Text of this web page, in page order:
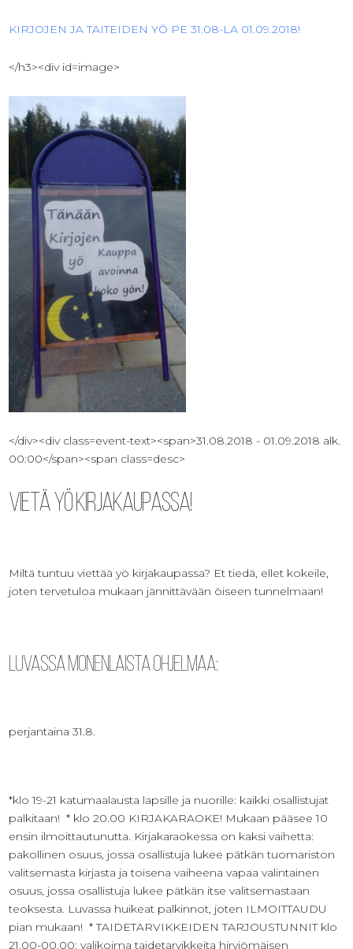
KIRJOJEN JA TAITEIDEN YÖ PE 31.08-LA 01.09.2018!
</h3><div id=image>
</div><div class=event-text><span>31.08.2018 - 01.09.2018 alk.
00:00</span><span class=desc>
Vietä yö kirjakaupassa!
Miltä tuntuu viettää yö kirjakaupassa? Et tiedä, ellet kokeile,
joten tervetuloa mukaan jännittävään öiseen tunnelmaan!
Luvassa monenlaista ohjelmaa:
perjantaina 31.8.
*klo 19-21 katumaalausta lapsille ja nuorille: kaikki osallistujat
palkitaan! * klo 20.00 KIRJAKARAOKE! Mukaan pääsee 10
ensin ilmoittautunutta. Kirjakaraokessa on kaksi vaihetta:
pakollinen osuus, jossa osallistuja lukee pätkän tuomariston
valitsemasta kirjasta ja toisena vaiheena vapaa valintainen
osuus, jossa osallistuja lukee pätkän itse valitsemastaan
teoksesta. Luvassa huikeat palkinnot, joten ILMOITTAUDU
pian mukaan! * TAIDETARVIKKEIDEN TARJOUSTUNNIT klo
21.00-00.00: valikoima taidetarvikkeita hirviömäisen